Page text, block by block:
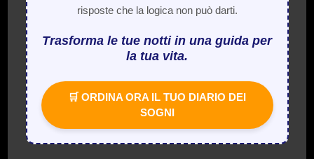
risposte che la logica non può darti.
Trasforma le tue notti in una guida per
la tua vita.
🛒 ORDINA ORA IL TUO DIARIO DEI
SOGNI